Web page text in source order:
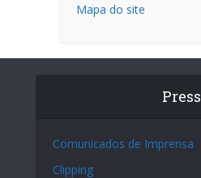
Mapa do site
Press
Comunicados de Imprensa
Clipping